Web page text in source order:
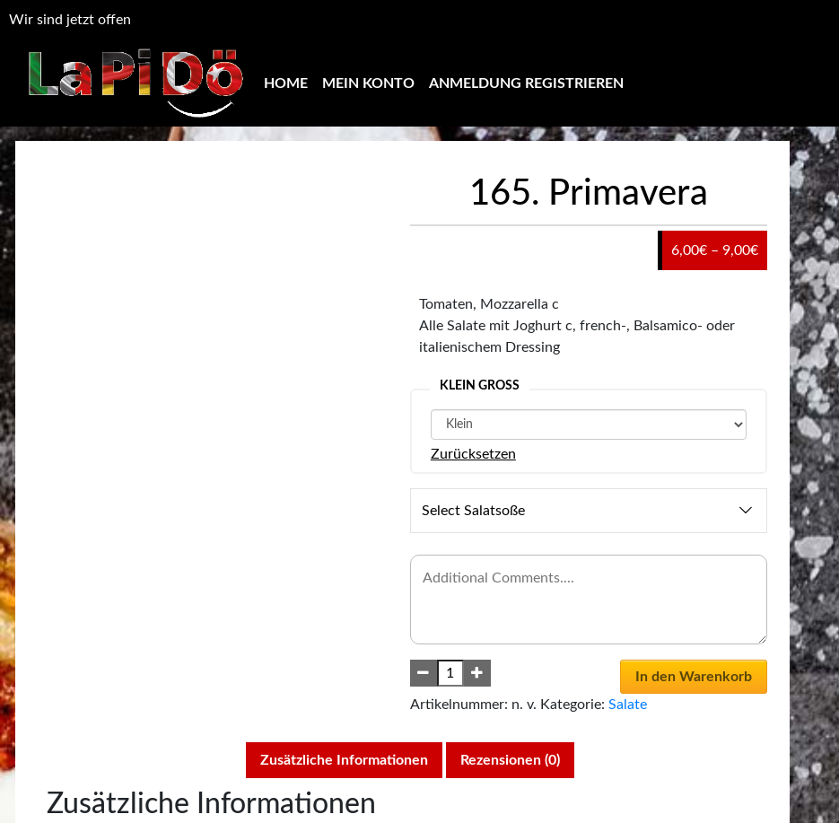
Wir sind jetzt offen
HOME MEIN KONTO ANMELDUNG REGISTRIEREN
165. Primavera
6,00€ – 9,00€Preisspanne:
6,00€
9,00€
Tomaten, Mozzarella c
Alle Salate mit Joghurt c, french-, Balsamico- oder
italienischem Dressing
KLEIN GROSS
Zurücksetzen
Select Salatsoße
In den Warenkorb
Artikelnummer: n. v. Kategorie: Salate
Zusätzliche Informationen Rezensionen (0)
Zusätzliche Informationen